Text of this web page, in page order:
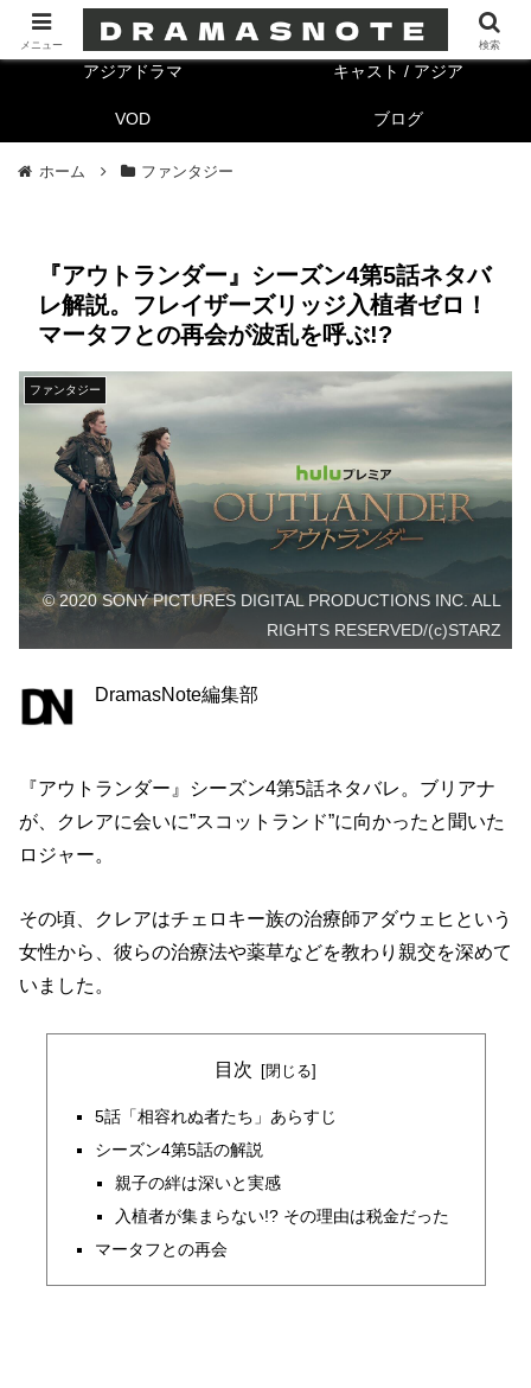
海外ドラマ キャスト/海外
アジアドラマ キャスト / アジア
VOD ブログ
ホーム ファンタジー
『アウトランダー』シーズン4第5話ネタバ
レ解説。フレイザーズリッジ入植者ゼロ！
マータフとの再会が波乱を呼ぶ!?
ファンタジー
© 2020 SONY PICTURES DIGITAL PRODUCTIONS INC. ALL
RIGHTS RESERVED/(c)STARZ
DramasNote編集部
『アウトランダー』シーズン4第5話ネタバレ。ブリアナ
が、クレアに会いに”スコットランド”に向かったと聞いた
ロジャー。
その頃、クレアはチェロキー族の治療師アダウェヒという
女性から、彼らの治療法や薬草などを教わり親交を深めて
いました。
目次
5話「相容れぬ者たち」あらすじ
シーズン4第5話の解説
親子の絆は深いと実感
入植者が集まらない!? その理由は税金だった
マータフとの再会
メニュー 検索